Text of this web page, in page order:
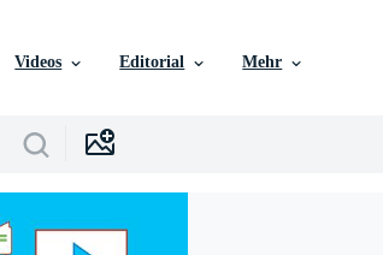
Videos Editorial Mehr